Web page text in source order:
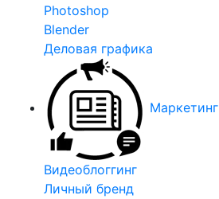
Photoshop
Blender
Деловая графика
Маркетинг
Видеоблоггинг
Личный бренд